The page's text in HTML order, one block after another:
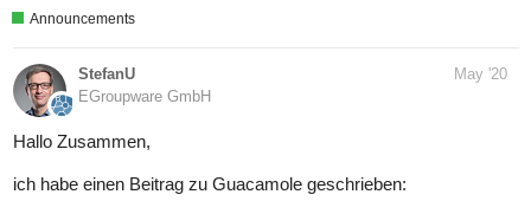
Announcements
StefanU
EGroupware GmbH
May '20
Hallo Zusammen,
ich habe einen Beitrag zu Guacamole geschrieben: